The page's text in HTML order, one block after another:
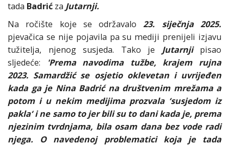
tada Badrić za Jutarnji.
Na ročište koje se održavalo23. siječnja 2025.
pjevačica se nije pojavila pa su mediji prenijeli izjavu
tužitelja, njenog susjeda. Tako je Jutarnji pisao
sljedeće:
'Prema navodima tužbe, krajem rujna
2023. Samardžić se osjetio oklevetan i uvrijeđen
kada ga je Nina Badrić na društvenim mrežama a
potom i u nekim medijima prozvala ‘susjedom iz
pakla‘ i ne samo to jer bili su to dani kada je, prema
njezinim tvrdnjama, bila osam dana bez vode radi
njega. O navedenoj problematici koja je tada